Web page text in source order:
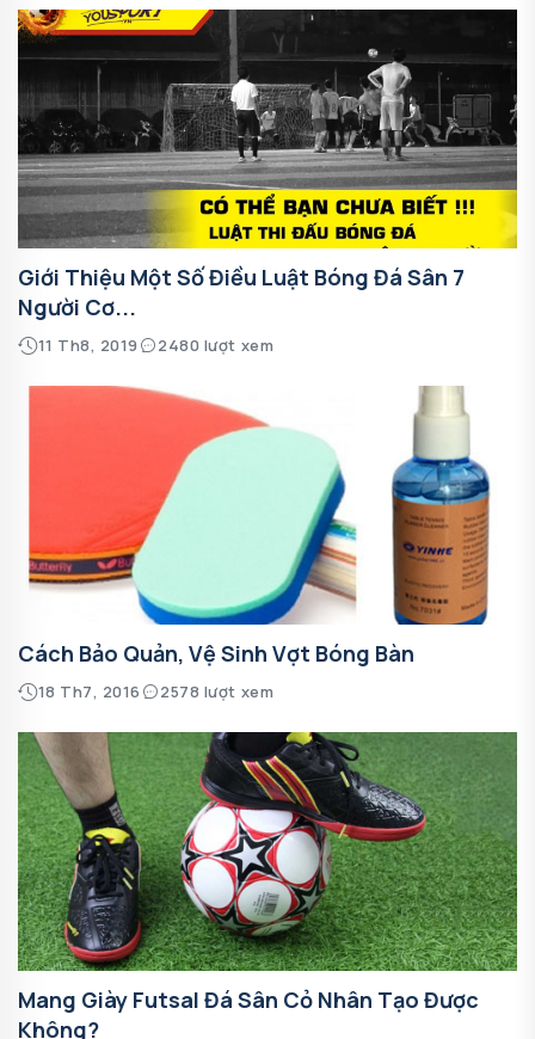
Giới Thiệu Một Số Điều Luật Bóng Đá Sân 7
Người Cơ...
11 Th8, 2019 2480 lượt xem
Cách Bảo Quản, Vệ Sinh Vợt Bóng Bàn
18 Th7, 2016 2578 lượt xem
Mang Giày Futsal Đá Sân Cỏ Nhân Tạo Được
Không?